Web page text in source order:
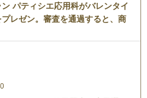
パティシエ応用科がバレンタイ
プレゼン。審査を通過すると、商